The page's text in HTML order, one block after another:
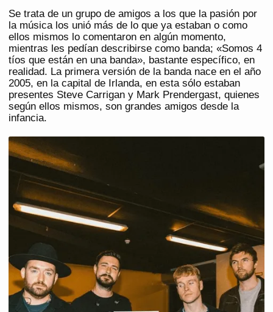
Se trata de un grupo de amigos a los que la pasión por
la música los unió más de lo que ya estaban o como
ellos mismos lo comentaron en algún momento,
mientras les pedían describirse como banda; «Somos 4
tíos que están en una banda», bastante específico, en
realidad. La primera versión de la banda nace en el año
2005, en la capital de Irlanda, en esta sólo estaban
presentes Steve Carrigan y Mark Prendergast, quienes
según ellos mismos, son grandes amigos desde la
infancia.